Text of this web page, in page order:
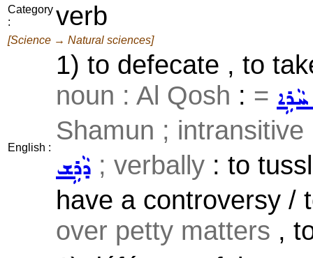
Category
:
verb
[Science → Natural sciences]
English :
1) to defecate , to
noun : Al Qosh : =
Shamun ;
ܕܵܪܹܫ ; verbally : to
have a controversy /
over petty matters ,